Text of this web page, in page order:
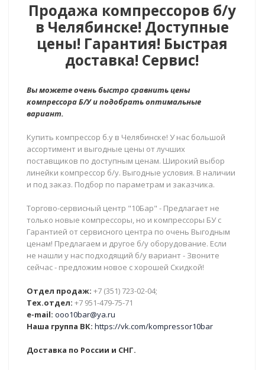
Продажа компрессоров б/у
в Челябинске! Доступные
цены! Гарантия! Быстрая
доставка! Сервис!
Вы можете очень быстро сравнить цены
компрессора Б/У и подобрать оптимальные
вариант.
Купить компрессор б.у в Челябинске! У нас большой
ассортимент и выгодные цены от лучших
поставщиков по доступным ценам. Широкий выбор
линейки компрессор б/у. Выгодные условия. В наличии
и под заказ. Подбор по параметрам и заказчика.
Торгово-сервисный центр "10Бар" - Предлагает не
только новые компрессоры, но и компрессоры БУ с
Гарантией от сервисного центра по очень Выгодным
ценам! Предлагаем и другое б/у оборудование. Если
не нашли у нас подходящий б/у вариант - Звоните
сейчас - предложим новое с хорошей Скидкой!
Отдел продаж: +7 (351) 723-02-04;
Тех.отдел: +7 951-479-75-71
e-mail: ooo10bar@ya.ru
Наша группа ВК: https://vk.com/kompressor10bar
Доставка по России и СНГ.